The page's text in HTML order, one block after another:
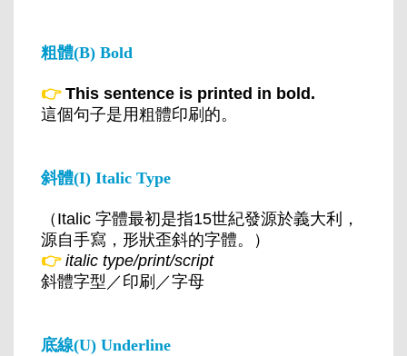
粗體(B) Bold
👉 This sentence is printed in bold.
這個句子是用粗體印刷的。
斜體(I) Italic Type
（Italic 字體最初是指15世紀發源於義大利，
源自手寫，形狀歪斜的字體。）
👉italic type/print/script
斜體字型／印刷／字母
底線(U) Underline